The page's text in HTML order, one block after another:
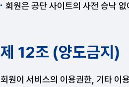
회원은 공단 사이트의 사전 승낙
제 12조 (양도금지)
회원이 서비스의 이용권한, 기타 이